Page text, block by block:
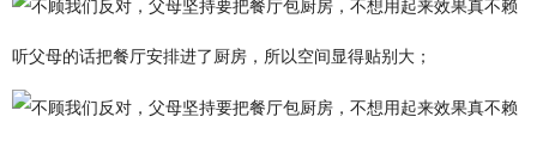
听父母的话把餐厅安排进了厨房，所以空间显得贴别大；